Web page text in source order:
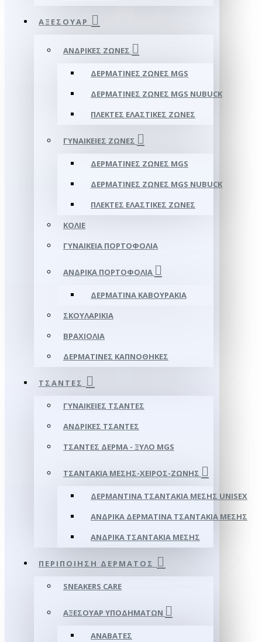
ΑΞΕΣΟΥΑΡ
ΑΝΔΡΙΚΈΣ ΖΏΝΕΣ
ΔΕΡΜΆΤΙΝΕΣ ΖΏΝΕΣ MGS
ΔΕΡΜΆΤΙΝΕΣ ΖΏΝΕΣ MGS NUBUCK
ΠΛΕΚΤΈΣ ΕΛΑΣΤΙΚΈΣ ΖΏΝΕΣ
ΓΥΝΑΙΚΕΊΕΣ ΖΏΝΕΣ
ΔΕΡΜΆΤΙΝΕΣ ΖΏΝΕΣ MGS
ΔΕΡΜΆΤΙΝΕΣ ΖΏΝΕΣ MGS NUBUCK
ΠΛΕΚΤΈΣ ΕΛΑΣΤΙΚΈΣ ΖΏΝΕΣ
ΚΟΛΙΈ
ΓΥΝΑΙΚΕΊΑ ΠΟΡΤΟΦΌΛΙΑ
ΑΝΔΡΙΚΆ ΠΟΡΤΟΦΌΛΙΑ
ΔΕΡΜΆΤΙΝΑ ΚΑΒΟΥΡΆΚΙΑ
ΣΚΟΥΛΑΡΊΚΙΑ
ΒΡΑΧΙΌΛΙΑ
ΔΕΡΜΆΤΙΝΕΣ ΚΑΠΝΟΘΉΚΕΣ
ΤΣΆΝΤΕΣ
ΓΥΝΑΙΚΕΊΕΣ ΤΣΆΝΤΕΣ
ΑΝΔΡΙΚΈΣ ΤΣΆΝΤΕΣ
ΤΣΆΝΤΕΣ ΔΈΡΜΑ - ΞΎΛΟ MGS
ΤΣΑΝΤΆΚΙΑ ΜΈΣΗΣ-ΧΕΙΡΌΣ-ΖΏΝΗΣ
ΔΕΡΜΆΝΤΙΝΑ ΤΣΑΝΤΆΚΙΑ ΜΈΣΗΣ UNISEX
ΑΝΔΡΙΚΆ ΔΕΡΜΆΤΙΝΑ ΤΣΑΝΤΆΚΙΑ ΜΈΣΗΣ
ΑΝΔΡΙΚΆ ΤΣΑΝΤΆΚΙΑ ΜΈΣΗΣ
ΠΕΡΙΠΟΊΗΣΗ ΔΈΡΜΑΤΟΣ
SNEAKERS CARE
ΑΞΕΣΟΥΑΡ ΥΠΟΔΗΜΆΤΩΝ
ΑΝΑΒΆΤΕΣ